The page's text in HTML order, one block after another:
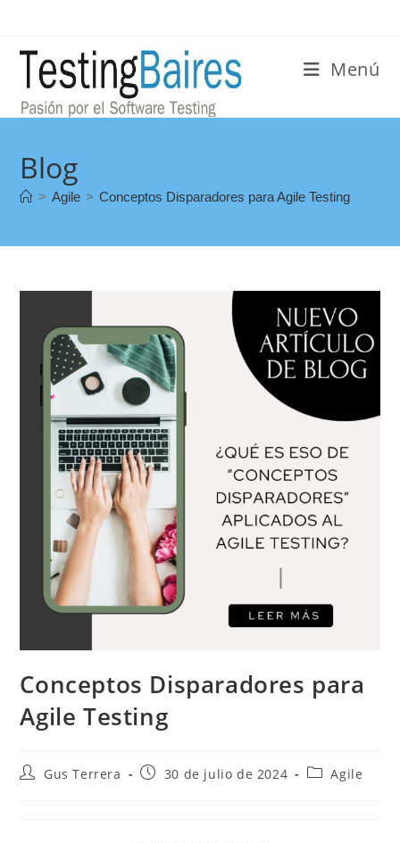
Menú
Blog
> Agile > Conceptos Disparadores para Agile Testing
Conceptos Disparadores para
Agile Testing
Gus Terrera 30 de julio de 2024 Agile